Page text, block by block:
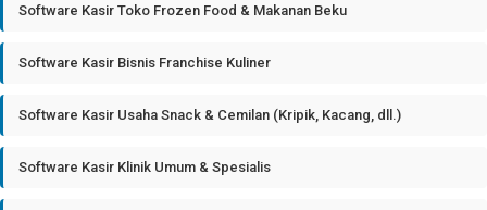
Software Kasir Toko Frozen Food & Makanan Beku
Software Kasir Bisnis Franchise Kuliner
Software Kasir Usaha Snack & Cemilan (Kripik, Kacang, dll.)
Software Kasir Klinik Umum & Spesialis